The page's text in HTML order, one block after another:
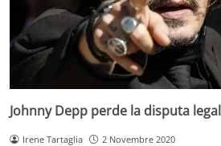
Johnny Depp perde la disputa
Irene Tartaglia 2 Novembre 2020